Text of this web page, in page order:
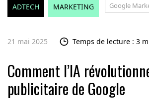
ADTECH MARKETING Google
21 mai 2025 Temps de lecture : 3
Comment l’IA
publicitaire de Google